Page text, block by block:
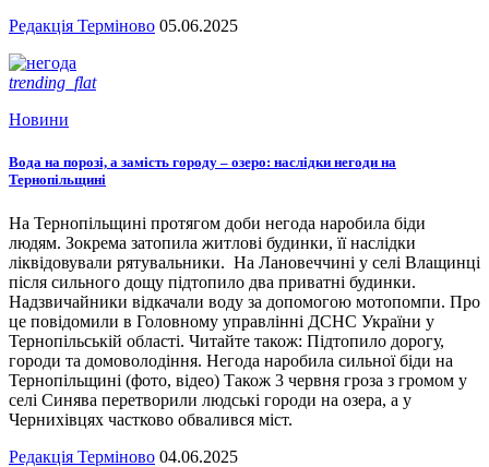
Редакція Терміново 05.06.2025
trending_flat
Новини
Вода на порозі, а замість городу – озеро: наслідки негоди на
Тернопільщині
На Тернопільщині протягом доби негода наробила біди
людям. Зокрема затопила житлові будинки, її наслідки
ліквідовували рятувальники. На Лановеччині у селі Влащинці
після сильного дощу підтопило два приватні будинки.
Надзвичайники відкачали воду за допомогою мотопомпи. Про
це повідомили в Головному управлінні ДСНС України у
Тернопільській області. Читайте також: Підтопило дорогу,
городи та домоволодіння. Негода наробила сильної біди на
Тернопільщині (фото, відео) Також 3 червня гроза з громом у
селі Синява перетворили людські городи на озера, а у
Чернихівцях частково обвалився міст.
Редакція Терміново 04.06.2025